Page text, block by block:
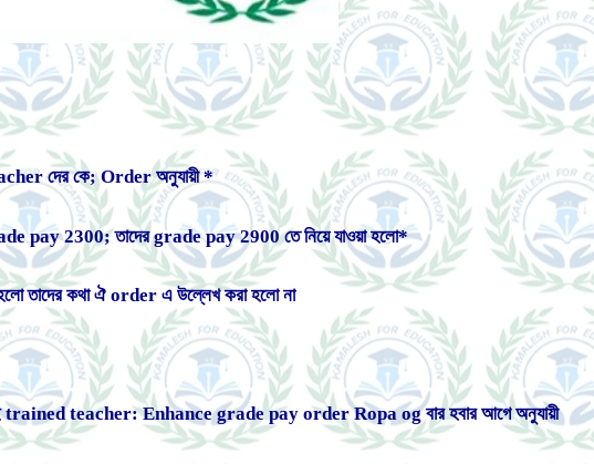
দের কে; Order অনুযায়ী *
2300; তাদের grade pay 2900 তে নিয়ে যাওয়া হলো*
কথা ঐ order এ উল্লেখ করা হলো না
teacher: Enhance grade pay order Ropa og বার হবার আগে অনুযায়ী